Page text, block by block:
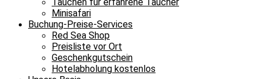
Minisafari
Buchung-Preise-Services
Red Sea Shop
Preisliste vor Ort
Geschenkgutschein
Hotelabholung kostenlos